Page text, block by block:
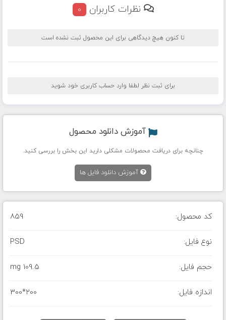
نظرات کاربران 0
تا کنون هیچ دیدگاهی برای این محصول ثبت نشده است
برای ثبت نظر لطفا وارد حساب کاربری خود شوید
آموزش دانلود محصول
چنانچه برای دریافت محصولات مشکلی دارید این بخش را بررسی کنید.
آموزش دانلود فایل ها
کد محصول: 859
نوع فایل: PSD
حجم فایل: 109.5 mg
اندازه فایل: 300*200